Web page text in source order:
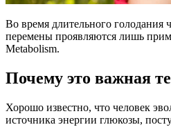
Во время длительного голодания
перемены проявляются лишь
Metabolism.
Почему это важная
Хорошо известно, что человек
источника энергии глюкозы,